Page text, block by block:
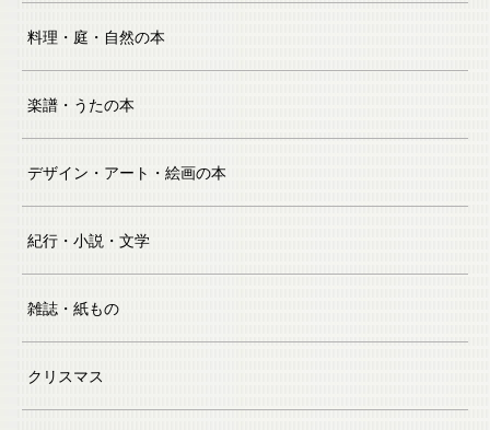
料理・庭・自然の本
楽譜・うたの本
デザイン・アート・絵画の本
紀行・小説・文学
雑誌・紙もの
クリスマス